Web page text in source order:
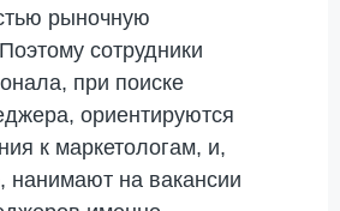
рыночную
сотрудники
при поиске
ориентируются
к маркетологам, и,
нанимают на вакансии